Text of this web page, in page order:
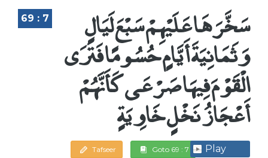
69 : 7 سَخَّرَهَا عَلَيْهِمْ سَبْعَ لَيَالٍ
وَثَمَانِيَةَ أَيَّامٍ حُسُومًا فَتَرَى
الْقَوْمَ فِيهَا صَرْعَى كَأَنَّهُمْ
أَعْجَازُ نَخْلٍ خَاوِيَةٍ
Tafseer Goto 69 : 7 Play